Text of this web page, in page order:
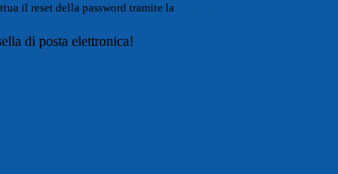
il reset della password tramite la
di posta elettronica!